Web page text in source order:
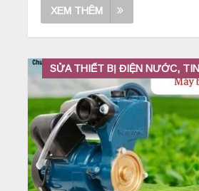
XEM THÊM
SỬA THIẾT BỊ ĐIỆN NƯỚC,